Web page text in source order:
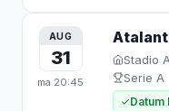
AUG
31
ma 20:45
Stadio
Serie A
Datum